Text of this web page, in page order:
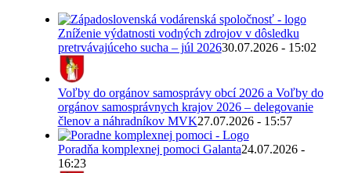
Zníženie výdatnosti vodných zdrojov v dôsledku
pretrvávajúceho sucha – júl 202630.07.2026 - 15:02
Voľby do orgánov samosprávy obcí 2026 a Voľby do
orgánov samosprávnych krajov 2026 – delegovanie
členov a náhradníkov MVK27.07.2026 - 15:57
Poradňa komplexnej pomoci Galanta24.07.2026 -
16:23